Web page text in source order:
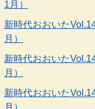
1月）
新時代おおいた
月）
新時代おおいた
月）
新時代おおいた
月）